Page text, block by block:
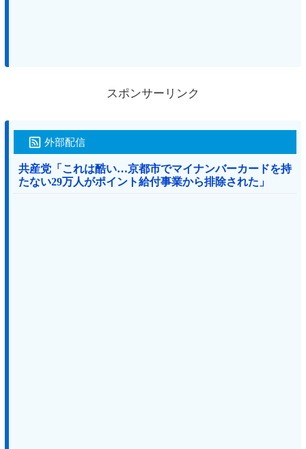
スポンサーリンク
外部配信
共産党「これは酷い…京都市でマイナンバーカードを持
たない29万人がポイント給付事業から排除された」